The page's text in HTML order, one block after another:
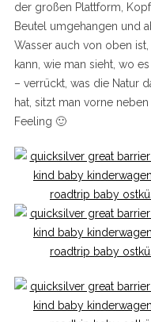
der großen Plattform,
Beutel umgehangen und
Wasser auch von oben
kann, wie man sieht, wo
– verrückt, was die Natur
hat, sitzt man vorne
Feeling 🙂